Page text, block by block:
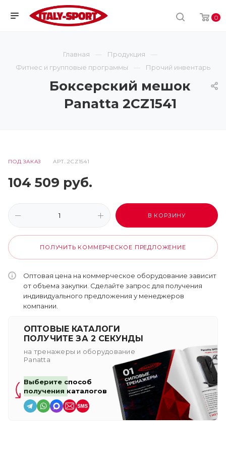
0
Главная
Продукция
Фитнес и групповые программы
Прочий инвентарь
Боксерский мешок
Panatta 2CZ1541
ПОД ЗАКАЗ АРТ.2CZ1541
104 509 руб.
В КОРЗИНУ
ПОЛУЧИТЬ КОММЕРЧЕСКОЕ ПРЕДЛОЖЕНИЕ
Оптовая цена на коммерческое оборудование зависит
от объема закупки. Сделайте запрос для получения
индивидуального предложения у менеджеров
компании.
ОПТОВЫЕ КАТАЛОГИ
ПОЛУЧИТЕ ЗА 2 СЕКУНДЫ
на тренажеры и оборудование
Panatta
Выберите способ
получения каталогов